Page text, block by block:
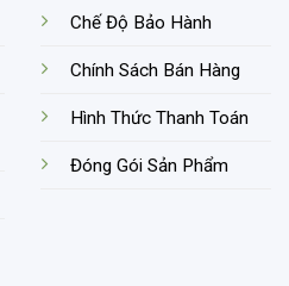
Chế Độ Bảo Hành
Chính Sách Bán Hàng
Hình Thức Thanh Toán
Đóng Gói Sản Phẩm